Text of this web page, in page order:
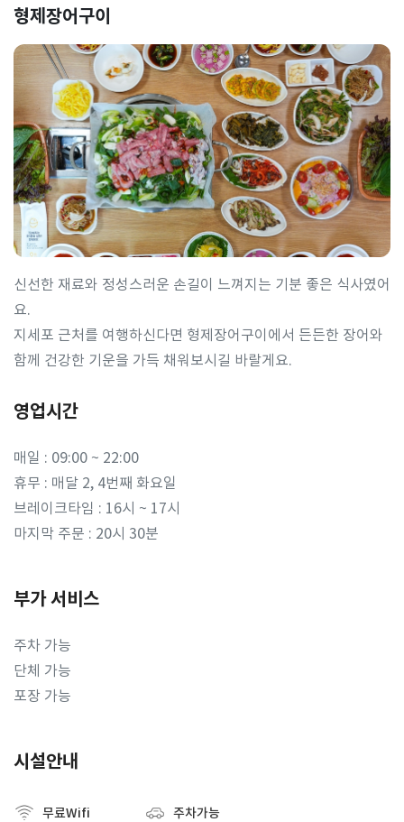
형제장어구이
신선한 재료와 정성스러운 손길이 느껴지는 기분 좋은 식사였어
요.
지세포 근처를 여행하신다면 형제장어구이에서 든든한 장어와
함께 건강한 기운을 가득 채워보시길 바랄게요.
영업시간
매일 : 09:00 ~ 22:00
휴무 : 매달 2, 4번째 화요일
브레이크타임 : 16시 ~ 17시
마지막 주문 : 20시 30분
부가 서비스
주차 가능
단체 가능
포장 가능
시설안내
무료Wifi 주차가능